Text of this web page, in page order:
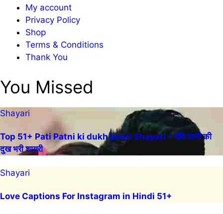
My account
Privacy Policy
Shop
Terms & Conditions
Thank You
You Missed
Shayari
Top 51+ Pati Patni ki dukh bhari Shayari – पति पत्नी की
दुख भरी शायरी
Shayari
Love Captions For Instagram in Hindi 51+